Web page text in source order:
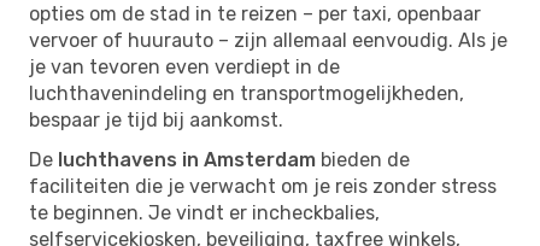
opties om de stad in te reizen – per taxi, openbaar
vervoer of huurauto – zijn allemaal eenvoudig. Als je
je van tevoren even verdiept in de
luchthavenindeling en transportmogelijkheden,
bespaar je tijd bij aankomst.
De luchthavens in Amsterdam bieden de
faciliteiten die je verwacht om je reis zonder stress
te beginnen. Je vindt er incheckbalies,
selfservicekiosken, beveiliging, taxfree winkels,